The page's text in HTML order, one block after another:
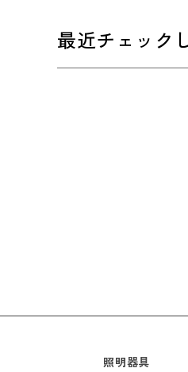
最近チェック
照明器具